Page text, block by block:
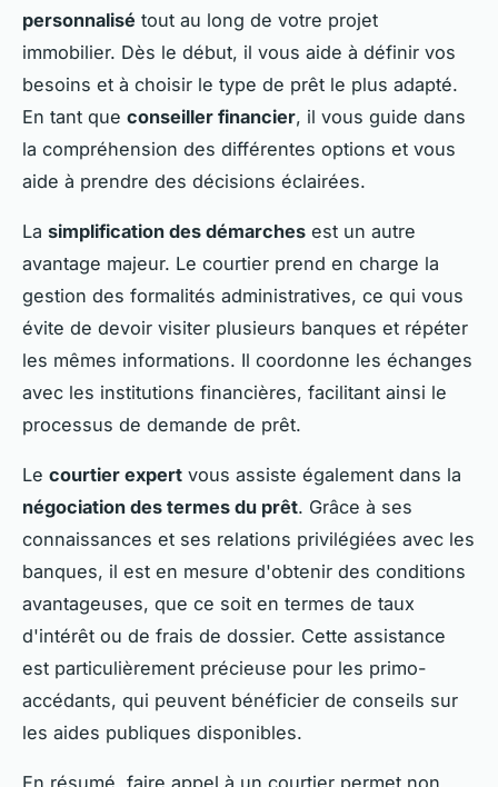
personnalisé tout au long de votre projet
immobilier. Dès le début, il vous aide à définir vos
besoins et à choisir le type de prêt le plus adapté.
En tant que conseiller financier, il vous guide dans
la compréhension des différentes options et vous
aide à prendre des décisions éclairées.
La simplification des démarches est un autre
avantage majeur. Le courtier prend en charge la
gestion des formalités administratives, ce qui vous
évite de devoir visiter plusieurs banques et répéter
les mêmes informations. Il coordonne les échanges
avec les institutions financières, facilitant ainsi le
processus de demande de prêt.
Le courtier expert vous assiste également dans la
négociation des termes du prêt. Grâce à ses
connaissances et ses relations privilégiées avec les
banques, il est en mesure d'obtenir des conditions
avantageuses, que ce soit en termes de taux
d'intérêt ou de frais de dossier. Cette assistance
est particulièrement précieuse pour les primo-
accédants, qui peuvent bénéficier de conseils sur
les aides publiques disponibles.
En résumé, faire appel à un courtier permet non